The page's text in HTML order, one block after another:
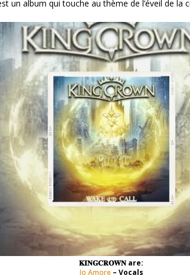
un album qui touche au thème de l’éveil de la
𝐊𝐈𝐍𝐆𝐂𝐑𝐎𝐖𝐍 are:
Jo Amore– Vocals